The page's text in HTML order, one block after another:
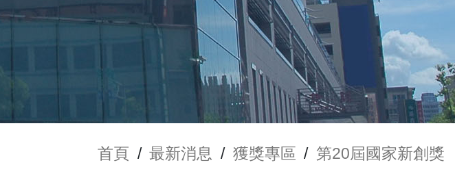
首頁 / 最新消息 / 獲獎專區 / 第20屆國家新創獎